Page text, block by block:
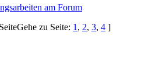
am Forum
Gehe zu Seite: 1 , 2, 3, 4 ]